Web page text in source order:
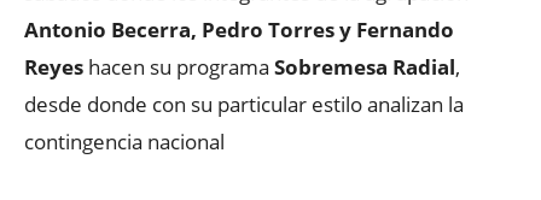
Antonio Becerra, Pedro Torres y Fernando
Reyes hacen su programa Sobremesa Radial,
desde donde con su particular estilo analizan la
contingencia nacional